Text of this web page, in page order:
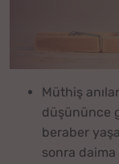
Müthiş
düşününce
beraber
sonra